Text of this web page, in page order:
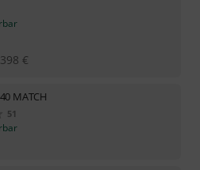
398 €
MATCH
51